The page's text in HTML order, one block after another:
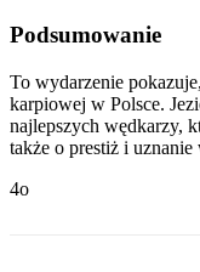
Podsumowanie
To wydarzenie
karpiowej w Polsce.
najlepszych wędkarzy,
także o prestiż i
4o